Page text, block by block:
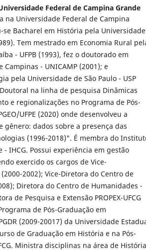
Federal de Campina Grande
na Universidade Federal de Campina
se Bacharel em História pela Universidade
Tem mestrado em Economia Rural
- UFPB (1993), fez o doutorado em
- UNICAMP (2001); e
pela Universidade de São Paulo - USP
na linha de pesquisa Dinâmicas
e regionalizações no Programa de Pós-
UFPE (2020) onde desenvolveu a
gênero: dados sobre a presença das
(1996-2018)". É membra do
IHCG. Possui experiência em gestão
exercido os cargos de Vice-
2002); Vice-Diretora do Centro de
Diretora do Centro de Humanidades -
de Pesquisa e Extensão PROPEX-UFCG
de Pós-Graduação em
(2009-20017) da Universidade
de Graduação em História e na Pós-
Ministra disciplinas na área de História